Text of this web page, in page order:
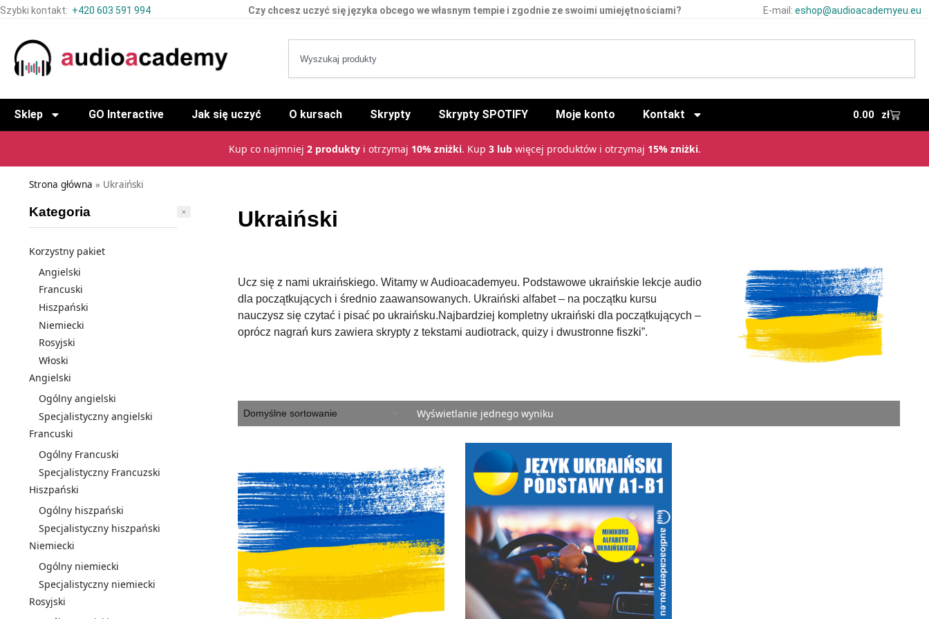
Szybki kontakt: +420 603 591 994 Czy chcesz uczyć się języka obcego we własnym tempie i zgodnie ze swoimi umiejętnościami? E-mail:eshop@audioacademyeu.eu
Sklep GO Interactive Jak się uczyć O kursach Skrypty Skrypty SPOTIFY Moje konto Kontakt 0.00 zł
Kup co najmniej 2 produkty i otrzymaj 10% zniżki. Kup 3 lubwięcej produktów i otrzymaj 15% zniżki.
Strona główna » Ukraiński
Ukraiński
Ucz się z nami ukraińskiego. Witamy w Audioacademyeu. Podstawowe ukraińskie lekcje audio
dla początkujących i średnio zaawansowanych. Ukraiński alfabet – na początku kursu
nauczysz się czytać i pisać po ukraińsku.Najbardziej kompletny ukraiński dla początkujących –
oprócz nagrań kurs zawiera skrypty z tekstami audiotrack, quizy i dwustronne fiszki”.
Wyświetlanie jednego wyniku
Kategoria
Korzystny pakiet
Angielski
Francuski
Hiszpański
Niemiecki
Rosyjski
Włoski
Angielski
Ogólny angielski
Specjalistyczny angielski
Francuski
Ogólny Francuski
Specjalistyczny Francuzski
Hiszpański
Ogólny hiszpański
Specjalistyczny hiszpański
Niemiecki
Ogólny niemiecki
Specjalistyczny niemiecki
Rosyjski